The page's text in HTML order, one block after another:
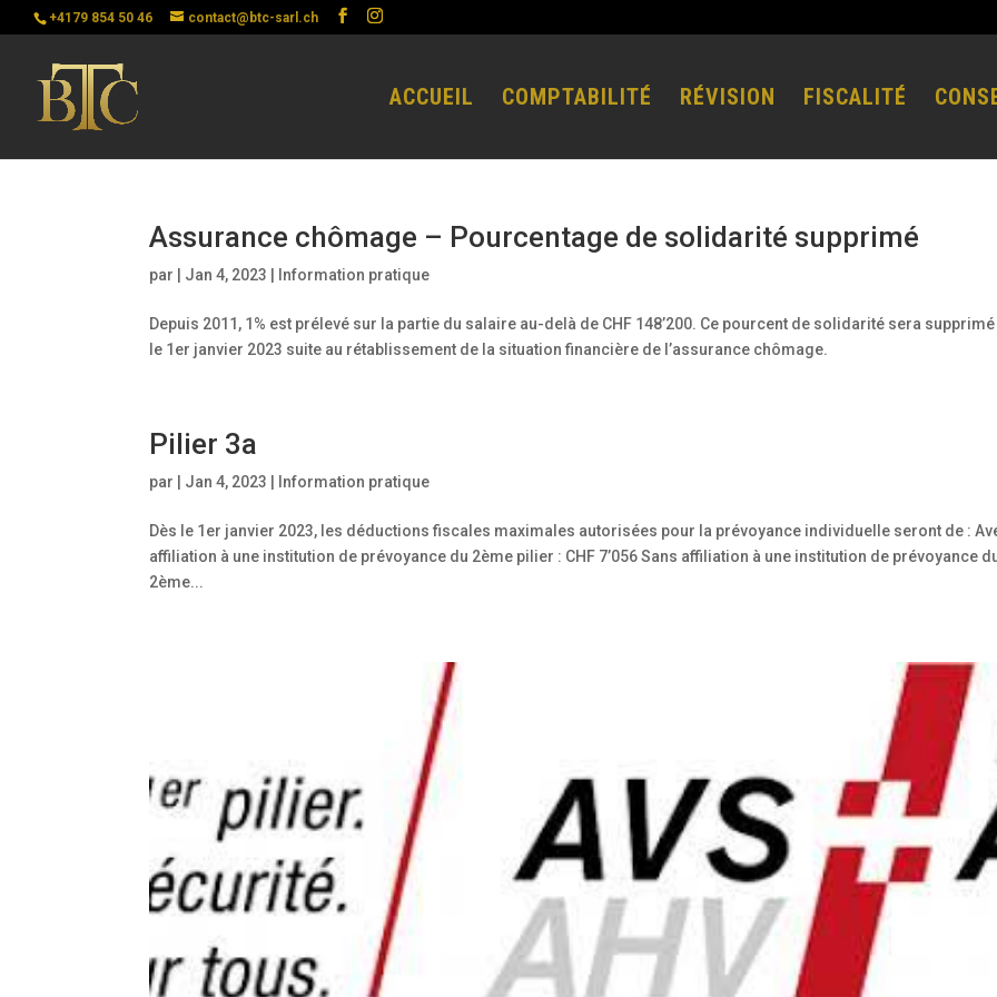
+4179 854 50 46 contact@btc-sarl.ch
ACCUEIL COMPTABILITÉ RÉVISION FISCALITÉ
Assurance chômage – Pourcentage de solidarité supprimé
par Jan 4, 2023 Information pratique
Depuis 2011, 1% est prélevé sur la partie du salaire au-delà de CHF 148’200. Ce pourcent de solidarité sera
le 1er janvier 2023 suite au rétablissement de la situation financière de l’assurance chômage.
Pilier 3a
par Jan 4, 2023 Information pratique
Dès le 1er janvier 2023, les déductions fiscales maximales autorisées pour la prévoyance individuelle seront de :
affiliation à une institution de prévoyance du 2ème pilier : CHF 7’056 Sans affiliation à une institution de prévoyance
2ème...